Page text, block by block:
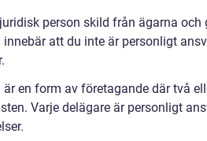
person skild från ägarna och
att du inte är personligt
en form av företagande där två
Varje delägare är personligt